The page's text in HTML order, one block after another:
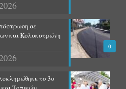
0
σε
και Κολοκοτρώνη
το 3ο